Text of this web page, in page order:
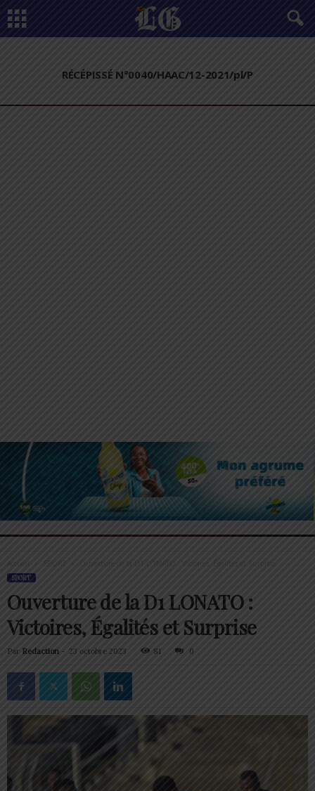
RÉCÉPISSÉ N°0040/HAAC/12-2021/pl/P
Accueil Ouverture de la D1 LONATO : Victoires, Égalités et Surprise
SPORT
Ouverture de la D1 LONATO :
Victoires, Égalités et Surprise
Par Redaction - 23 octobre 2023 81 0